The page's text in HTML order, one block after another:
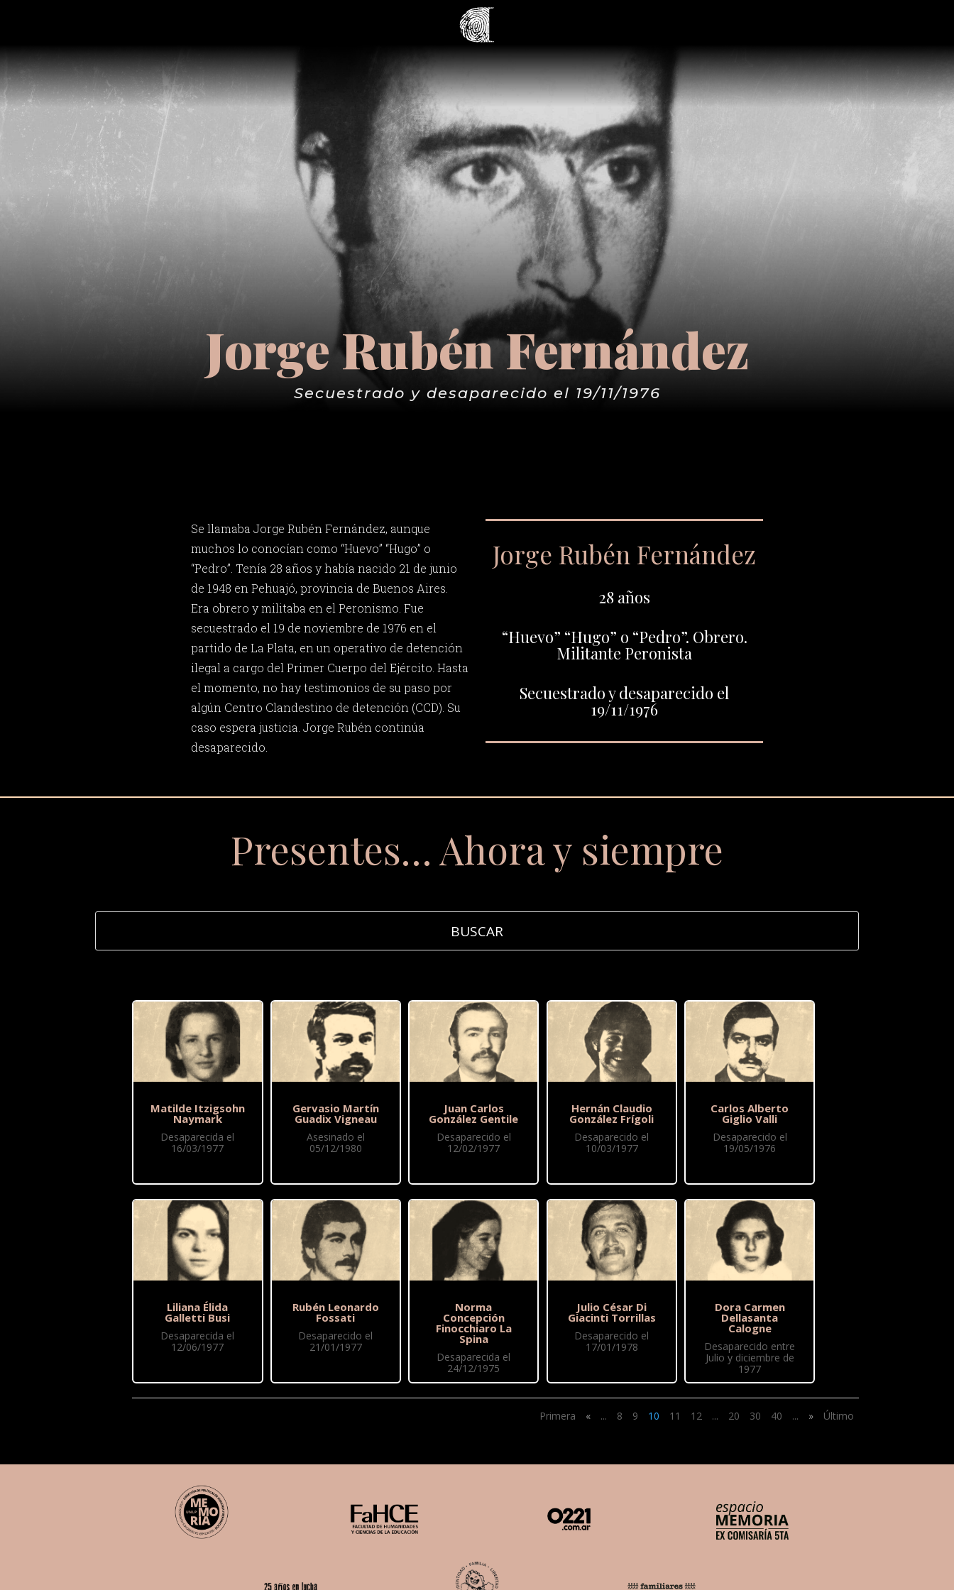
Jorge Rubén Fernández
Secuestrado y desaparecido el 19/11/1976
Se llamaba Jorge Rubén Fernández, aunque
muchos lo conocían como “Huevo” “Hugo” o
“Pedro”. Tenía 28 años y había nacido 21 de junio
de 1948 en Pehuajó, provincia de Buenos Aires.
Era obrero y militaba en el Peronismo. Fue
secuestrado el 19 de noviembre de 1976 en el
partido de La Plata, en un operativo de detención
ilegal a cargo del Primer Cuerpo del Ejército. Hasta
el momento, no hay testimonios de su paso por
algún Centro Clandestino de detención (CCD). Su
caso espera justicia. Jorge Rubén continúa
desaparecido.
Jorge Rubén Fernández
28 años
“Huevo” “Hugo” o “Pedro”. Obrero.
Militante Peronista
Secuestrado y desaparecido el
19/11/1976
Presentes… Ahora y siempre
Matilde Itzigsohn
Naymark
Desaparecida el
16/03/1977
Liliana Élida
Galletti Busi
Desaparecida el
12/06/1977
Gervasio Martín
Guadix Vigneau
Asesinado el
05/12/1980
Rubén Leonardo
Fossati
Desaparecido el
21/01/1977
Juan Carlos
González Gentile
Desaparecido el
12/02/1977
Norma
Concepción
Finocchiaro La
Spina
Desaparecida el
24/12/1975
Hernán Claudio
González Frígoli
Desaparecido el
10/03/1977
Julio César Di
Giacinti Torrillas
Desaparecido el
17/01/1978
Carlos Alberto
Giglio Valli
Desaparecido el
19/05/1976
Dora Carmen
Dellasanta
Calogne
Desaparecido entre
Julio y diciembre de
1977
Primera « ... 8 9 10 11 12 ... 20 30 40 ... » Último